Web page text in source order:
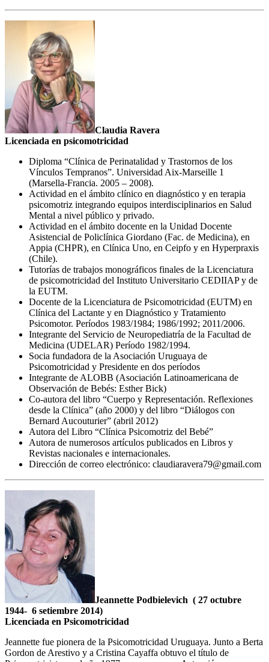
Claudia Ravera
Licenciada en psicomotricidad
Diploma “Clínica de Perinatalidad y Trastornos de los
Vínculos Tempranos”. Universidad Aix-Marseille 1
(Marsella-Francia. 2005 – 2008).
Actividad en el ámbito clínico en diagnóstico y en terapia
psicomotriz integrando equipos interdisciplinarios en Salud
Mental a nivel público y privado.
Actividad en el ámbito docente en la Unidad Docente
Asistencial de Policlínica Giordano (Fac. de Medicina), en
Appia (CHPR), en Clínica Uno, en Ceipfo y en Hyperpraxis
(Chile).
Tutorías de trabajos monográficos finales de la Licenciatura
de psicomotricidad del Instituto Universitario CEDIIAP y de
la EUTM.
Docente de la Licenciatura de Psicomotricidad (EUTM) en
Clínica del Lactante y en Diagnóstico y Tratamiento
Psicomotor. Períodos 1983/1984; 1986/1992; 2011/2006.
Integrante del Servicio de Neuropediatría de la Facultad de
Medicina (UDELAR) Período 1982/1994.
Socia fundadora de la Asociación Uruguaya de
Psicomotricidad y Presidente en dos períodos
Integrante de ALOBB (Asociación Latinoamericana de
Observación de Bebés: Esther Bick)
Co-autora del libro “Cuerpo y Representación. Reflexiones
desde la Clínica” (año 2000) y del libro “Diálogos con
Bernard Aucouturier” (abril 2012)
Autora del Libro “Clínica Psicomotriz del Bebé”
Autora de numerosos artículos publicados en Libros y
Revistas nacionales e internacionales.
Dirección de correo electrónico: claudiaravera79@gmail.com
Jeannette Podbielevich ( 27 octubre
1944- 6 setiembre 2014)
Licenciada en Psicomotricidad
Jeannette fue pionera de la Psicomotricidad Uruguaya. Junto a Berta
Gordon de Arestivo y a Cristina Cayaffa obtuvo el título de